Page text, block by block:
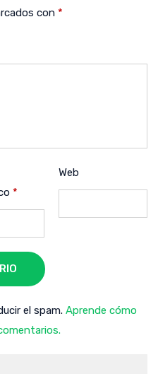
con *
*
Web
el spam. Aprende cómo